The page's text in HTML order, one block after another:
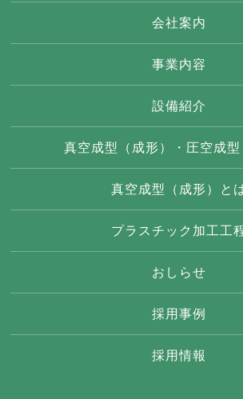
会社案内
事業内容
設備紹介
真空成型（成形）・圧空成型
真空成型（成形）と
プラスチック加工工
おしらせ
採用事例
採用情報